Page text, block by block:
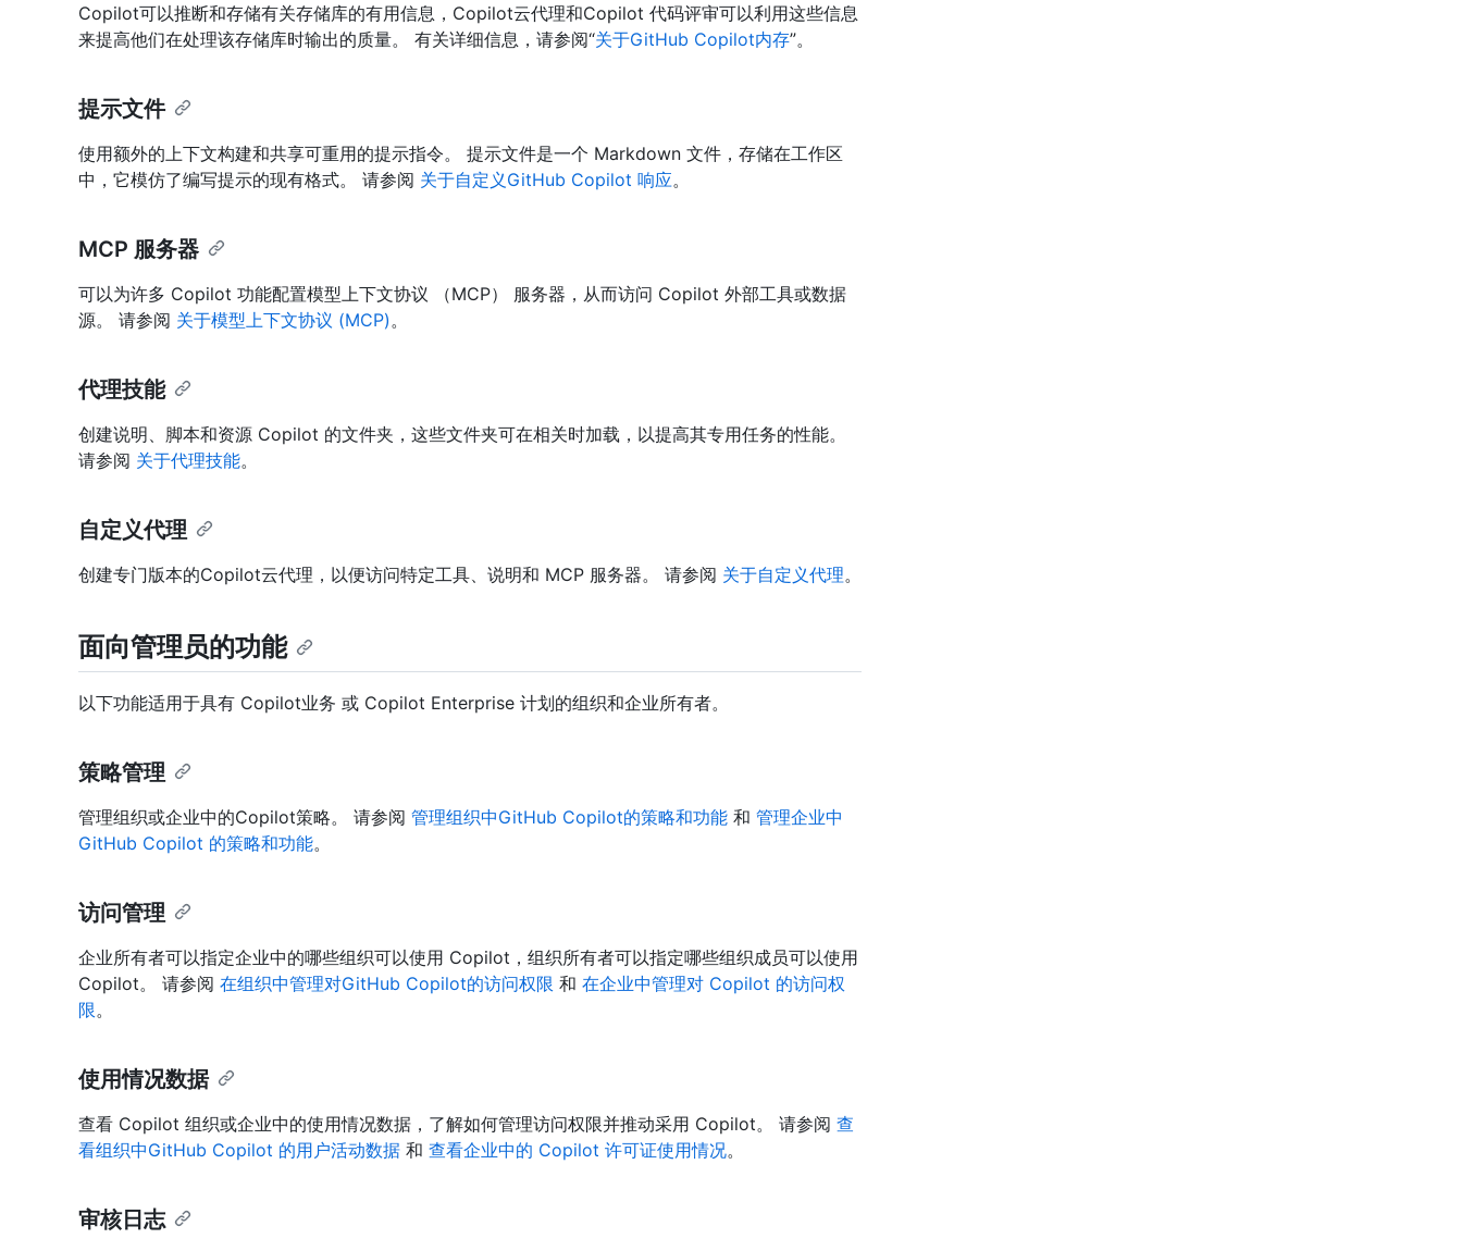
Copilot可以推断和存储有关存储库的有用信息，Copilot云代理和Copilot 代码评审可以利用这些信息
来提高他们在处理该存储库时输出的质量。 有关详细信息，请参阅“关于GitHub Copilot内存”。
提示文件
使用额外的上下文构建和共享可重用的提示指令。 提示文件是一个 Markdown 文件，存储在工作区
中，它模仿了编写提示的现有格式。 请参阅 关于自定义GitHub Copilot 响应。
MCP 服务器
可以为许多 Copilot 功能配置模型上下文协议 （MCP） 服务器，从而访问 Copilot 外部工具或数据
源。 请参阅 关于模型上下文协议 (MCP) 。
代理技能
创建说明、脚本和资源 Copilot 的文件夹，这些文件夹可在相关时加载，以提高其专用任务的性能。
请参阅 关于代理技能。
自定义代理
创建专门版本的Copilot云代理，以便访问特定工具、说明和 MCP 服务器。 请参阅 关于自定义代理。
面向管理员的功能
以下功能适用于具有 Copilot业务 或 Copilot Enterprise 计划的组织和企业所有者。
策略管理
管理组织或企业中的Copilot策略。 请参阅 管理组织中GitHub Copilot的策略和功能 和 管理企业中
GitHub Copilot 的策略和功能。
访问管理
企业所有者可以指定企业中的哪些组织可以使用 Copilot，组织所有者可以指定哪些组织成员可以使用
Copilot。 请参阅 在组织中管理对GitHub Copilot的访问权限 和 在企业中管理对 Copilot 的访问权
限。
使用情况数据
查看 Copilot 组织或企业中的使用情况数据，了解如何管理访问权限并推动采用 Copilot。 请参阅 查
看组织中GitHub Copilot 的用户活动数据 和 查看企业中的 Copilot 许可证使用情况。
审核日志